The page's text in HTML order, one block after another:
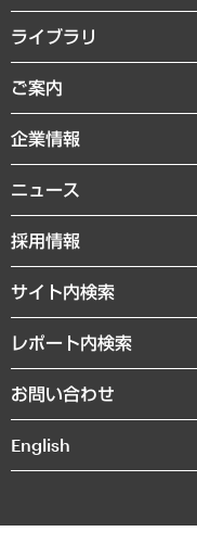
経営戦略
組織・人事戦略
デジタルイノベーション
共生・ダイバーシティ
GRC（ガバナンス・リスク・
経済・産業・雇用・労働
まちづくり・観光・交通・スポ
自然資源・農林水産業・食料シ
ライブラリ
経済調査
レポート
コラム
経営用語集
受託・受注実績（官公庁関連）
メディア掲載・出演
ご案内
セミナー・イベント情報
MUFGビジネスセミナー
受託案件情報
企業情報
私たちの想い
社長メッセージ
会社概要
沿革
組織図・本部部室紹介
インドネシア現地法人
個人情報保護方針
ニュース
ニュースリリース
お知らせ
採用情報
サイト内検索
レポート内検索
お問い合わせ
English